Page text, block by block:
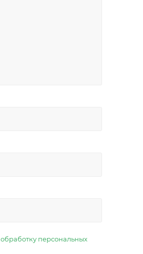
обработку персональных